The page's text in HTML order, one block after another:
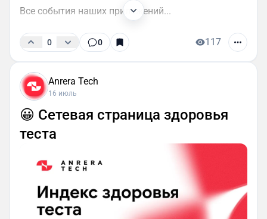
Все события наших приложений...
0 0 117
Anrera Tech
16 июль
😀 Сетевая страница здоровья
теста